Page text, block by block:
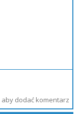
aby dodać komentarz